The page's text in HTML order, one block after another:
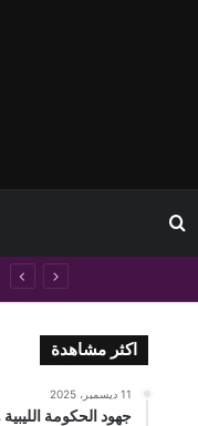
إضافة عمود جانبي
اكثر مشاهدة
11 ديسمبر، 2025
جهود الحكومة